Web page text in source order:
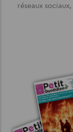
réseaux